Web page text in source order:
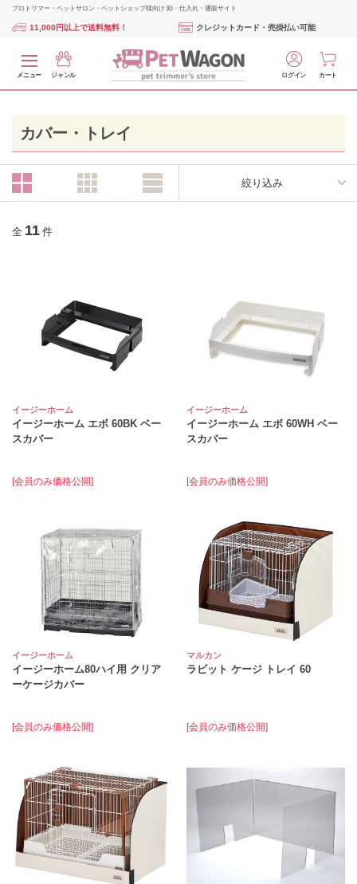
プロトリマー・ペットサロン・ペットショップ様向け 卸・仕入れ・通販サイト
11,000円以上で送料無料！ クレジットカード・売掛払い可能
メニュー ジャンル ログイン カート
カバー・トレイ
絞り込み
全 11 件
イージーホーム
イージーホーム エボ 60BK ベー
スカバー
[会員のみ価格公開]
イージーホーム
イージーホーム エボ 60WH ベー
スカバー
[会員のみ価格公開]
イージーホーム
イージーホーム80ハイ用 クリア
ーケージカバー
[会員のみ価格公開]
マルカン
ラビット ケージ トレイ 60
[会員のみ価格公開]